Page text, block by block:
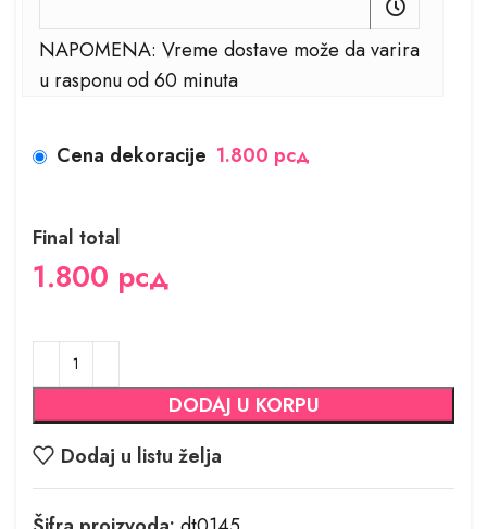
NAPOMENA: Vreme dostave može da varira
u rasponu od 60 minuta
Cena dekoracije 1.800 рсд
Final total
1.800 рсд
DODAJ U KORPU
Dodaj u listu želja